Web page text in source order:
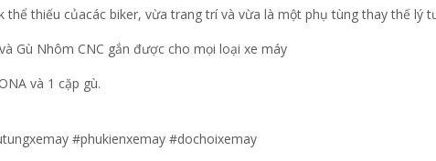
thể thiếu củacác biker, vừa trang trí và vừa là một phụ tùng thay thế lý
Gù Nhôm CNC gắn được cho mọi loại xe máy
và 1 cặp gù.
#phukienxemay #dochoixemay